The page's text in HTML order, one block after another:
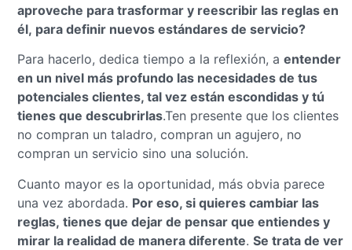
aproveche para trasformar y reescribir las reglas en
él, para definir nuevos estándares de servicio?
Para hacerlo, dedica tiempo a la reflexión, a entender
en un nivel más profundo las necesidades de tus
potenciales clientes, tal vez están escondidas y tú
tienes que descubrirlas.Ten presente que los clientes
no compran un taladro, compran un agujero, no
compran un servicio sino una solución.
Cuanto mayor es la oportunidad, más obvia parece
una vez abordada. Por eso, si quieres cambiar las
reglas, tienes que dejar de pensar que entiendes y
mirar la realidad de manera diferente. Se trata de ver